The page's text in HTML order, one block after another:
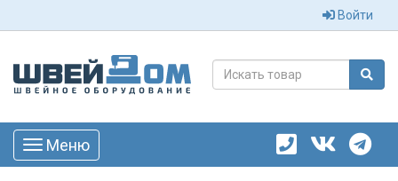
Войти
Toggle
navigation
Меню